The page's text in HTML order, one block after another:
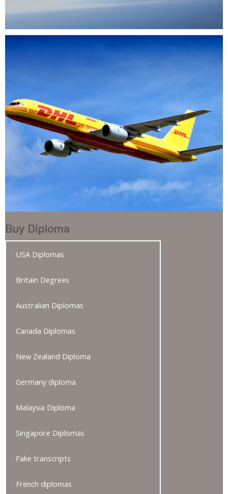
Buy Diploma
USA Diplomas
Britain Degrees
Australian Diplomas
Canada Diplomas
New Zealand Diploma
Germany diploma
Malaysia Diploma
Singapore Diplomas
Fake transcripts
French diplomas